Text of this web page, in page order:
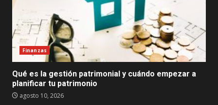
Finanzas
Qué es la gestión patrimonial y cuándo empezar a
planificar tu patrimonio
agosto 10, 2026